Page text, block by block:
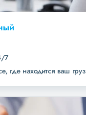
7
где находится ваш груз